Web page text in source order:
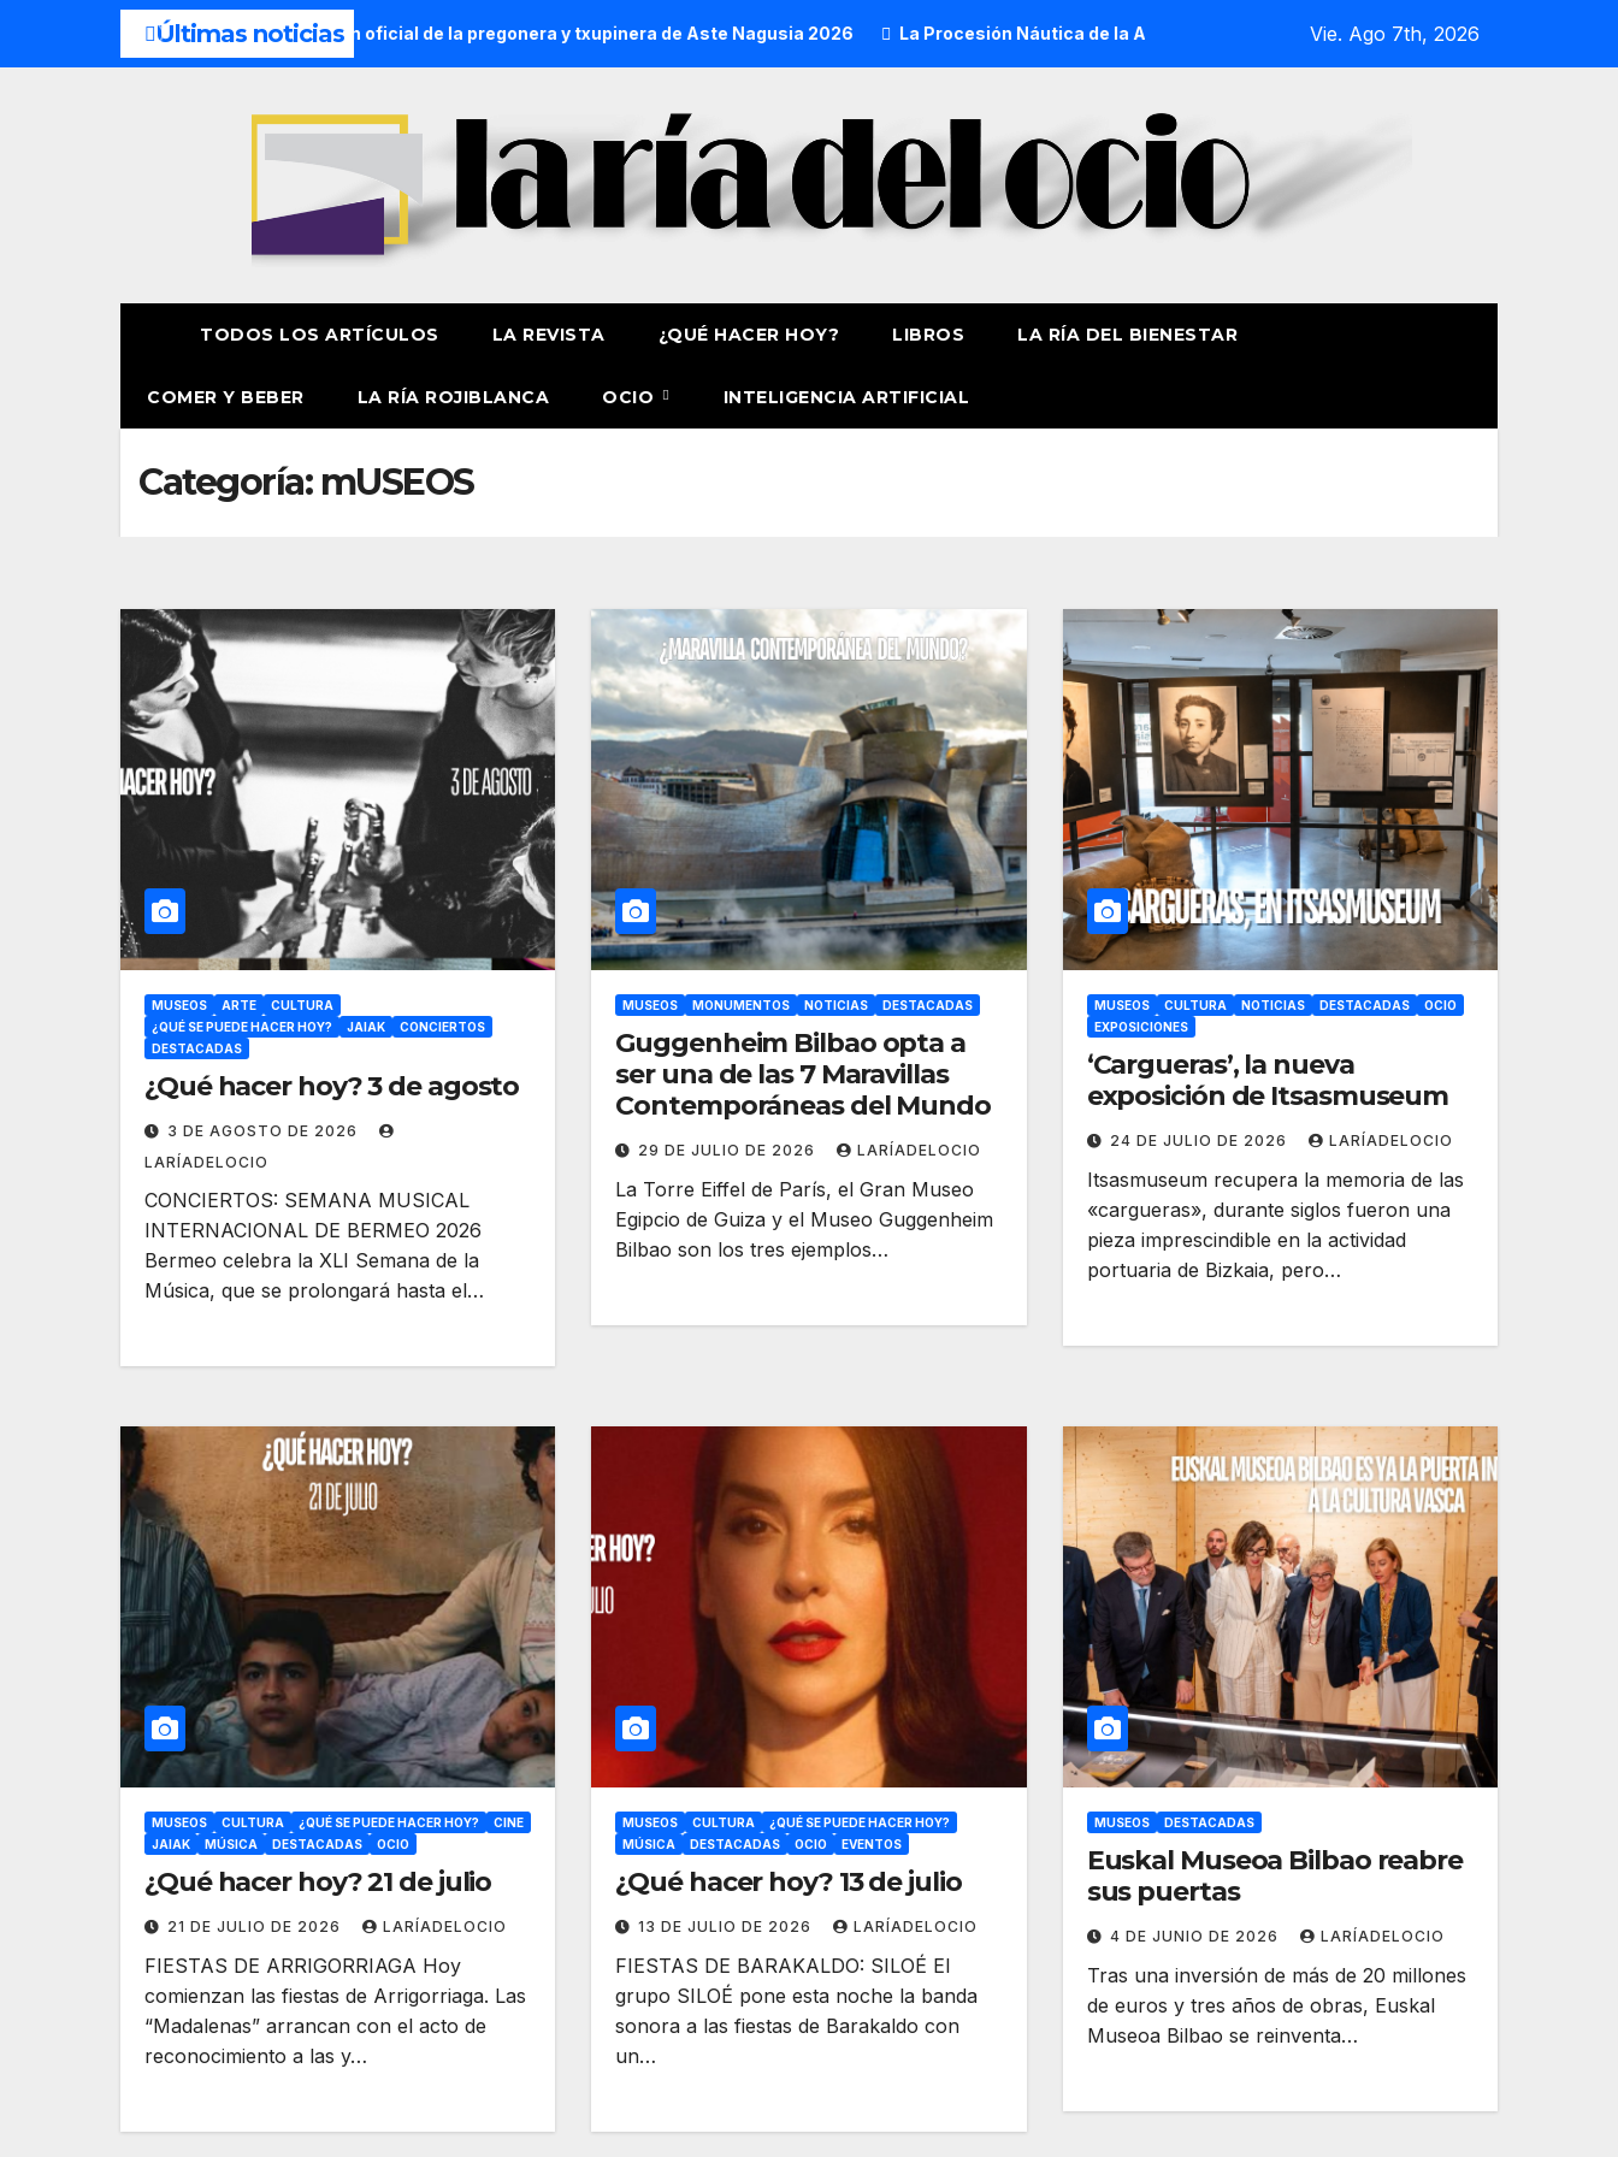
Últimas noticias
Presentación oficial de la pregonera y txupinera de Aste Nagusia 2026 La Procesión Náutica de la Amatxu de Begoña recorrerá la ría el 14 de agosto con siete
Vie. Ago 7th, 2026
TODOS LOS ARTÍCULOS LA REVISTA ¿QUÉ HACER HOY? LIBROS LA RÍA DEL BIENESTAR
COMER Y BEBER LA RÍA ROJIBLANCA OCIO INTELIGENCIA ARTIFICIAL
Categoría: mUSEOS
MUSEOS ARTE
CULTURA
¿QUÉ SE PUEDE HACER HOY?
JAIAK
CONCIERTOS
DESTACADAS
¿Qué hacer hoy? 3 de agosto
3 DE AGOSTO DE 2026
LARÍADELOCIO
CONCIERTOS: SEMANA MUSICAL
INTERNACIONAL DE BERMEO 2026
Bermeo celebra la XLI Semana de la
Música, que se prolongará hasta el…
MUSEOS MONUMENTOS NOTICIAS DESTACADAS
Guggenheim Bilbao opta a
ser una de las 7 Maravillas
Contemporáneas del Mundo
29 DE JULIO DE 2026 LARÍADELOCIO
La Torre Eiffel de París, el Gran Museo
Egipcio de Guiza y el Museo Guggenheim
Bilbao son los tres ejemplos…
MUSEOS CULTURA NOTICIAS DESTACADAS
OCIO
EXPOSICIONES
‘Cargueras’, la nueva
exposición de Itsasmuseum
24 DE JULIO DE 2026 LARÍADELOCIO
Itsasmuseum recupera la memoria de las
«cargueras», durante siglos fueron una
pieza imprescindible en la actividad
portuaria de Bizkaia, pero…
MUSEOS CULTURA ¿QUÉ SE PUEDE HACER HOY?
CINE
JAIAK
MÚSICA DESTACADAS OCIO
¿Qué hacer hoy? 21 de julio
21 DE JULIO DE 2026 LARÍADELOCIO
FIESTAS DE ARRIGORRIAGA Hoy
comienzan las fiestas de Arrigorriaga. Las
“Madalenas” arrancan con el acto de
reconocimiento a las y…
MUSEOS CULTURA
¿QUÉ SE PUEDE HACER HOY?
MÚSICA
DESTACADAS OCIO EVENTOS
¿Qué hacer hoy? 13 de julio
13 DE JULIO DE 2026 LARÍADELOCIO
FIESTAS DE BARAKALDO: SILOÉ El
grupo SILOÉ pone esta noche la banda
sonora a las fiestas de Barakaldo con
un…
MUSEOS DESTACADAS
Euskal Museoa Bilbao reabre
sus puertas
4 DE JUNIO DE 2026 LARÍADELOCIO
Tras una inversión de más de 20 millones
de euros y tres años de obras, Euskal
Museoa Bilbao se reinventa…